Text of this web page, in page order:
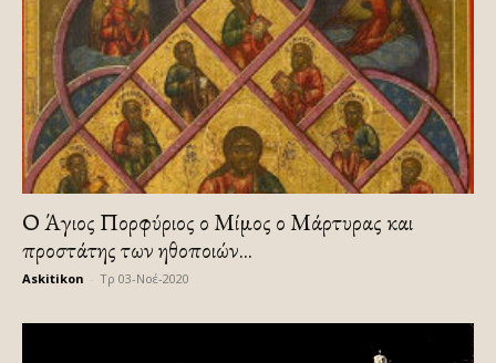
Ο Άγιος Πορφύριος ο Μίμος ο Μάρτυρας και
προστάτης των ηθοποιών...
Askitikon Τρ 03-Νοέ-2020